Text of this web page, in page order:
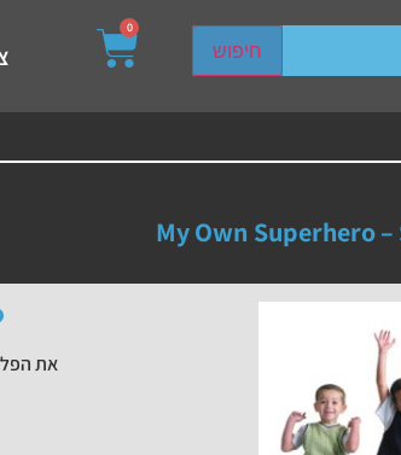
חיפוש
page. Touch device users, explore by
0
My Own Superhero
את